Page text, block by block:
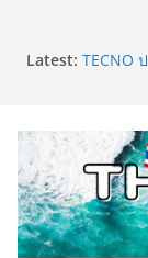
Latest:
เหิงลี่ แ
แห่งใหม่
ออกเฉีย
แฟชั่นไอ
MRT วา
ครั้งแรก
มิตรโมเดิ
WORRY
ยกระดับ